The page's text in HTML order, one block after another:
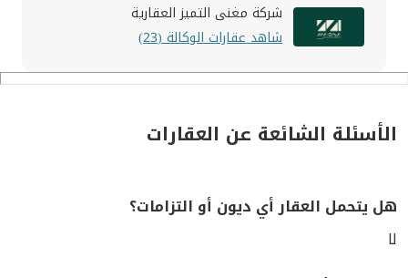
شركة مغنى التميز العقارية
شاهد عقارات الوكالة (23)
الأسئلة الشائعة عن العقارات
هل يتحمل العقار أي ديون أو التزامات؟
لا